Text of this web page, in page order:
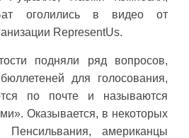
оголились в видео от
RepresentUs.
подняли ряд вопросов,
для голосования,
по почте и называются
Оказывается, в некоторых
Пенсильвания, американцы